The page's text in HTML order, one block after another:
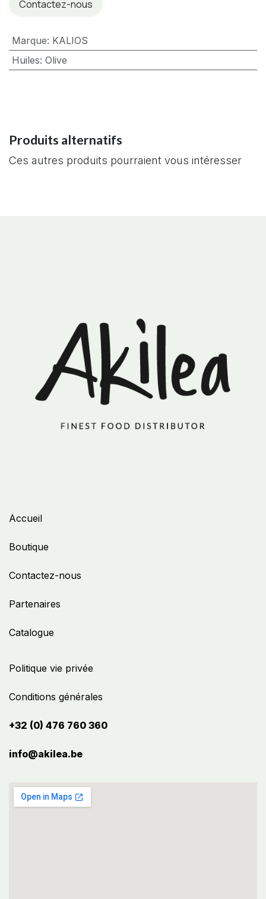
Contactez-nous
Marque: KALIOS
Huiles: Olive
Produits alternatifs
Ces autres produits pourraient vous intéresser
Politique vie privée
Conditions générales
+32 (0) 476 760 360
info@akilea.be​
Accueil
Boutique
Contactez-nous
Partenaires
Catalogue